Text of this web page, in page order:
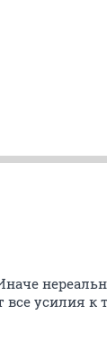
усилия к